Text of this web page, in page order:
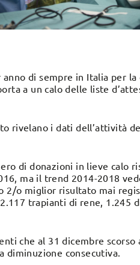
di sempre in Italia per la
a un calo delle liste
rivelano i dati dell’attività
di donazioni in lieve calo
ma il trend 2014-2018
2/o miglior risultato mai
trapianti di rene, 1.245
che al 31 dicembre scorso
diminuzione consecutiva.